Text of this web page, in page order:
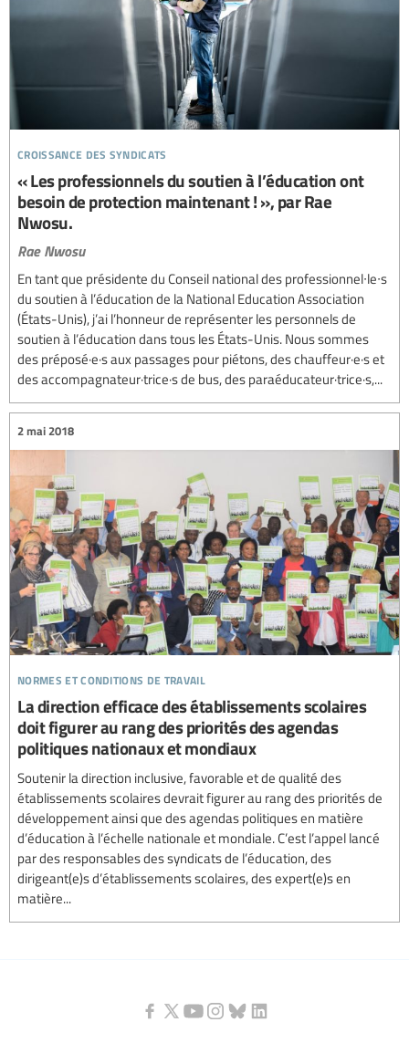
croissance des syndicats
« Les professionnels du soutien à l’éducation ont
besoin de protection maintenant ! », par Rae
Nwosu.
Rae Nwosu
En tant que présidente du Conseil national des professionnel∙le∙s
du soutien à l’éducation de la National Education Association
(États-Unis), j’ai l’honneur de représenter les personnels de
soutien à l’éducation dans tous les États-Unis. Nous sommes
des préposé·e·s aux passages pour piétons, des chauffeur·e·s et
des accompagnateur·trice·s de bus, des paraéducateur·trice·s,...
normes et conditions de travail
2 mai 2018
La direction efficace des établissements scolaires
doit figurer au rang des priorités des agendas
politiques nationaux et mondiaux
Soutenir la direction inclusive, favorable et de qualité des
établissements scolaires devrait figurer au rang des priorités de
développement ainsi que des agendas politiques en matière
d’éducation à l’échelle nationale et mondiale. C’est l’appel lancé
par des responsables des syndicats de l’éducation, des
dirigeant(e)s d’établissements scolaires, des expert(e)s en
matière...